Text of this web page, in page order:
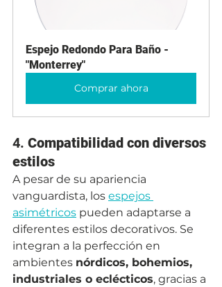
Espejo Redondo Para Baño -
"Monterrey"
Comprar ahora
4. Compatibilidad con diversos
estilos
A pesar de su apariencia
vanguardista, los espejos
asimétricos pueden adaptarse a
diferentes estilos decorativos. Se
integran a la perfección en
ambientes nórdicos, bohemios,
industriales o eclécticos, gracias a